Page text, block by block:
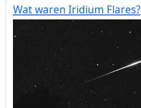
Wat waren Iridium Flares?